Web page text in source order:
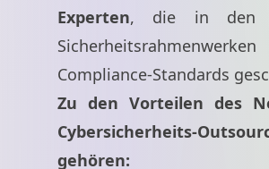
Experten, die in den
Compliance-Standards
Zu den Vorteilen des
Cybersicherheits-
gehören: